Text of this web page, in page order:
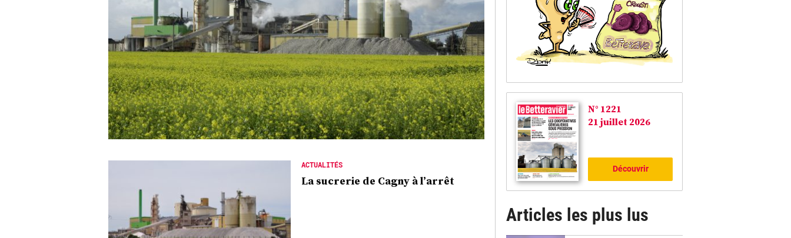
ACTUALITÉS
La sucrerie de Cagny à l’arrêt
N° 1221
21 juillet 2026
Découvrir
Articles les plus lus